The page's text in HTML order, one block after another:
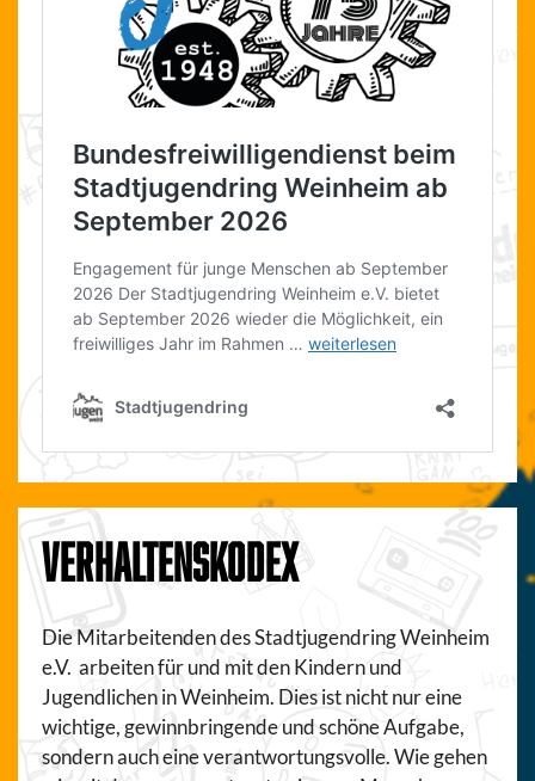
VERHALTENSKODEX
Die Mitarbeitenden des Stadtjugendring Weinheim
e.V. arbeiten für und mit den Kindern und
Jugendlichen in Weinheim. Dies ist nicht nur eine
wichtige, gewinnbringende und schöne Aufgabe,
sondern auch eine verantwortungsvolle. Wie gehen